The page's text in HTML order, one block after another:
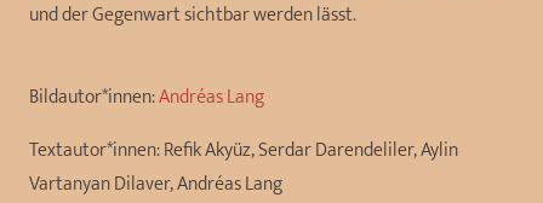
und der Gegenwart sichtbar werden lässt.
Bildautor*innen:Andréas Lang
Textautor*innen:Refik Akyüz, Serdar Darendeliler, Aylin
Vartanyan Dilaver, Andréas Lang